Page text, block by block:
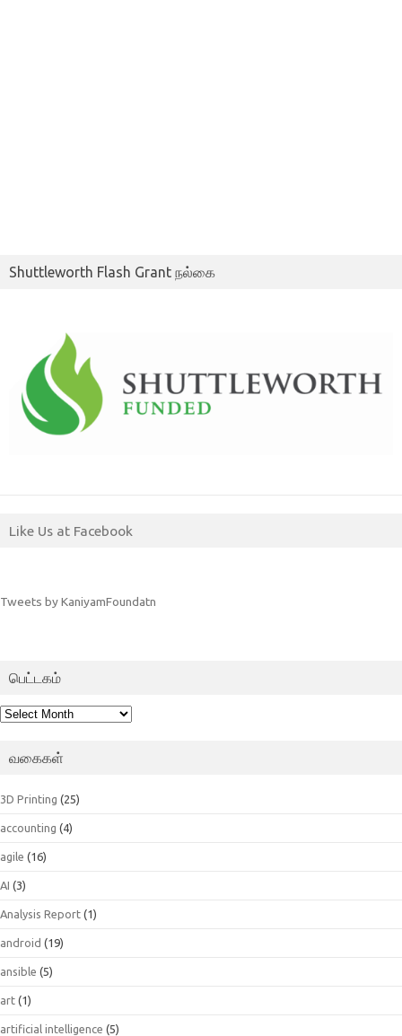
Shuttleworth Flash Grant நல்கை
Like Us at Facebook
Tweets by KaniyamFoundatn
பெட்டகம்
பெட்டகம்
வகைகள்
3D Printing (25)
accounting (4)
agile (16)
AI (3)
Analysis Report (1)
android (19)
ansible (5)
art (1)
artificial intelligence (5)